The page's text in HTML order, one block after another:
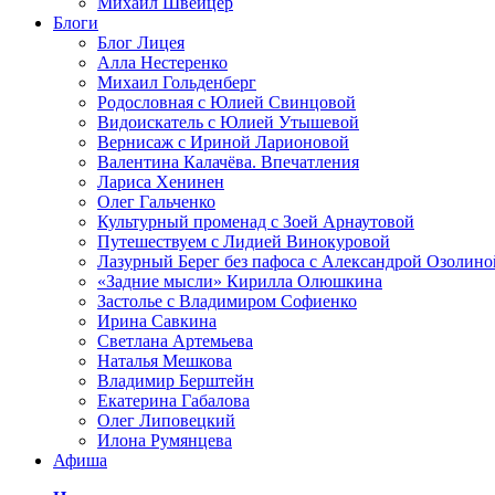
Блоги
Блог Лицея
Алла Нестеренко
Михаил Гольденберг
Родословная с Юлией Свинцовой
Видоискатель с Юлией Утышевой
Вернисаж с Ириной Ларионовой
Валентина Калачёва. Впечатления
Лариса Хенинен
Олег Гальченко
Культурный променад с Зоей Арнаутовой
Путешествуем с Лидией Винокуровой
Лазурный Берег без пафоса с Александрой
«Задние мысли» Кирилла Олюшкина
Застолье с Владимиром Софиенко
Ирина Савкина
Светлана Артемьева
Наталья Мешкова
Владимир Берштейн
Екатерина Габалова
Олег Липовецкий
Илона Румянцева
Афиша